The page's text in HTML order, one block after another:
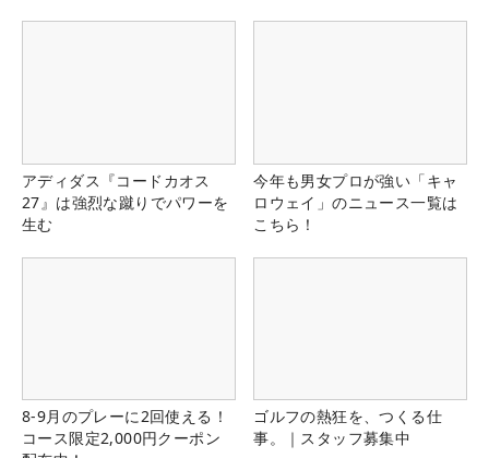
アディダス『コードカオス
27』は強烈な蹴りでパワーを
生む
今年も男女プロが強い「キャ
ロウェイ」のニュース一覧は
こちら！
8-9月のプレーに2回使える！
コース限定2,000円クーポン
ゴルフの熱狂を、つくる仕
事。｜スタッフ募集中